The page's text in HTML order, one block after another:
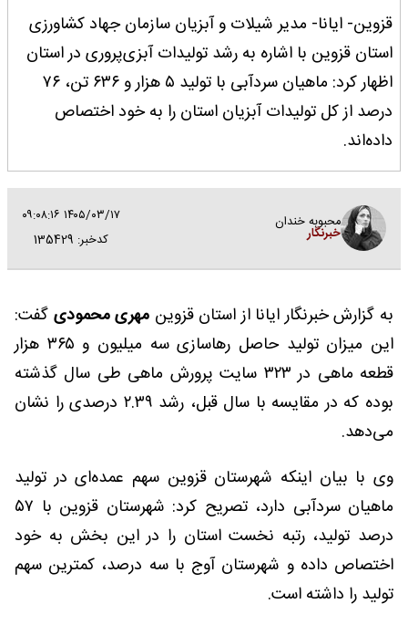
قزوین- ایانا- مدیر شیلات و آبزیان سازمان جهاد کشاورزی
استان قزوین با اشاره به رشد تولیدات آبزی‌پروری در استان
اظهار کرد: ماهیان سردآبی با تولید ۵ هزار و ۶۳۶ تن، ۷۶
درصد از کل تولیدات آبزیان استان را به خود اختصاص
داده‌اند.
محبوبه خندان
خبرنگار
۱۴۰۵/۰۳/۱۷ ۰۹:۰۸:۱۶
کدخبر: 135429
به گزارش خبرنگار ایانا از استان قزوین مهری محمودی گفت:
این میزان تولید حاصل رهاسازی سه میلیون و ۳۶۵ هزار
قطعه ماهی در ۳۲۳ سایت پرورش ماهی طی سال گذشته
بوده که در مقایسه با سال قبل، رشد ۲.۳۹ درصدی را نشان
می‌دهد.
وی با بیان اینکه شهرستان قزوین سهم عمده‌ای در تولید
ماهیان سردآبی دارد، تصریح کرد: شهرستان قزوین با ۵۷
درصد تولید، رتبه نخست استان را در این بخش به خود
اختصاص داده و شهرستان آوج با سه درصد، کمترین سهم
تولید را داشته است.